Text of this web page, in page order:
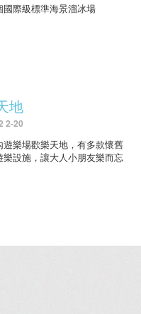
國際級標準海景溜冰場
地
2-20
遊樂場歡樂天地，有多款懷舊
樂設施，讓大人小朋友樂而忘